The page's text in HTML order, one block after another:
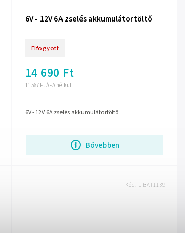
6V - 12V 6A zselés akkumulátortöltő
Elfogyott
11 567 Ft ÁFA nélkül
14 690 Ft
Bővebben
6V - 12V 6A zselés akkumulátortöltő
Kód: L-BAT1139